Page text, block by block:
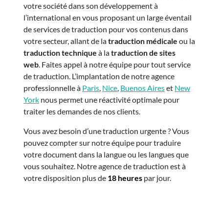
votre société dans son développement à
l’international en vous proposant un large éventail
de services de traduction pour vos contenus dans
votre secteur, allant de latraduction médicale ou la
traduction technique à latraduction de sites
web . Faites appel à notre équipe pour tout service
de traduction. L’implantation de notre agence
professionnelle à Paris Nice Buenos Aireset New
York nous permet une réactivité optimale pour
traiter les demandes de nos clients.
Vous avez besoin d’une traduction urgente ? Vous
pouvez compter sur notre équipe pour traduire
votre document dans la langue ou les langues que
vous souhaitez. Notre agence de traduction est à
votre disposition plus de 18 heures par jour.